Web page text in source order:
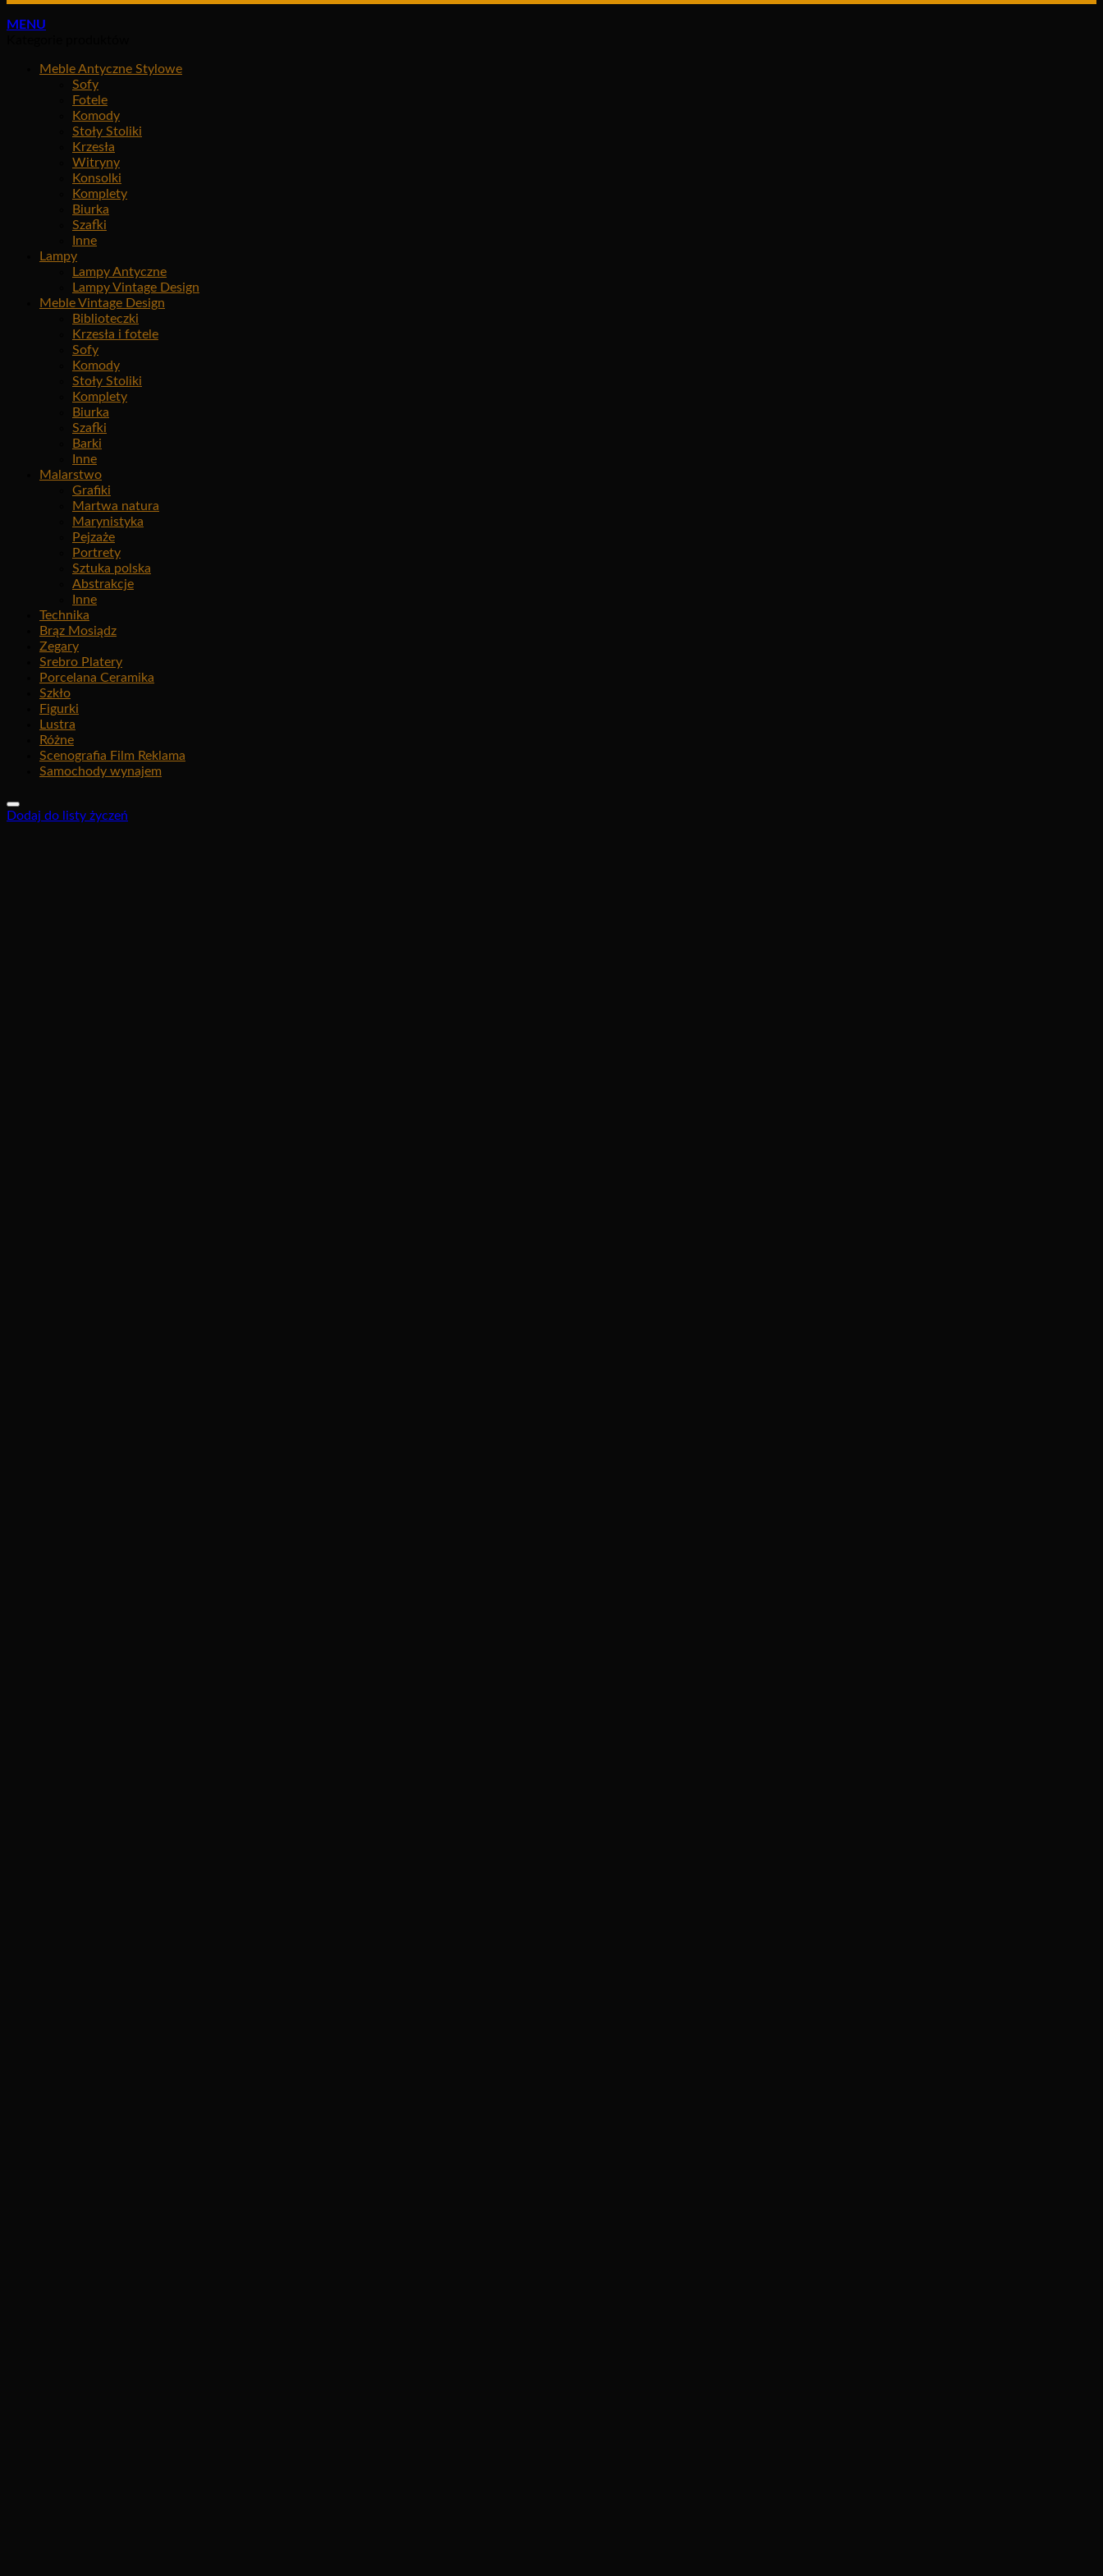
MENU
Meble Antyczne Stylowe
Sofy
Fotele
Komody
Stoły Stoliki
Krzesła
Witryny
Konsolki
Komplety
Biurka
Szafki
Inne
Lampy
Lampy Antyczne
Lampy Vintage Design
Meble Vintage Design
Biblioteczki
Krzesła i fotele
Sofy
Komody
Stoły Stoliki
Komplety
Biurka
Szafki
Barki
Inne
Malarstwo
Grafiki
Martwa natura
Marynistyka
Pejzaże
Portrety
Sztuka polska
Abstrakcje
Inne
Technika
Brąz Mosiądz
Zegary
Srebro Platery
Porcelana Ceramika
Szkło
Figurki
Lustra
Różne
Scenografia Film Reklama
Samochody wynajem
Dodaj do listy życzeń